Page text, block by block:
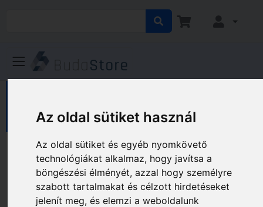
Az oldal sütiket használ
Az oldal sütiket és egyéb nyomkövető
technológiákat alkalmaz, hogy javítsa a
böngészési élményét, azzal hogy személyre
szabott tartalmakat és célzott hirdetéseket
jelenít meg, és elemzi a weboldalunk
Polcok
Polcok
Gyártó és ár szerinti szűrés